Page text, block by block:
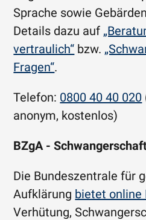
Sprache sowie
Details dazu auf
vertraulich“ bzw.
Fragen“.
Telefon: 0800 40 40 020
anonym, kostenlos)
BZgA -
Die Bundeszentrale für
Aufklärung bietet online
Verhütung,